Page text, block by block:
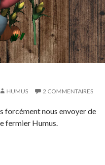
HUMUS 2 COMMENTAIRES
forcément nous envoyer de
fermier Humus.